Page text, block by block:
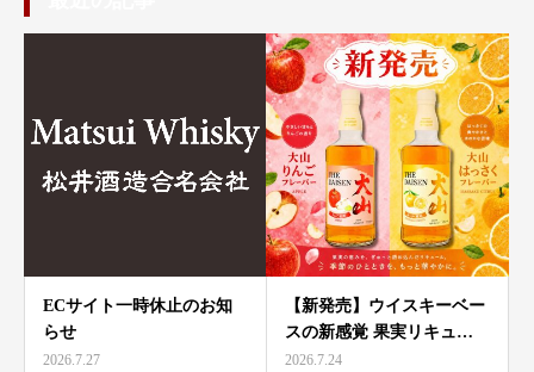
ECサイト一時休止のお知
らせ
2026.7.27
【新発売】ウイスキーベー
スの新感覚 果実リキュ…
2026.7.24